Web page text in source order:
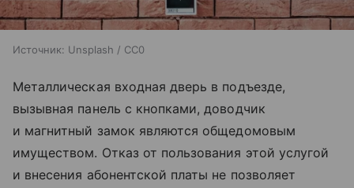
Источник: Unsplash / CC0
Металлическая входная дверь в подъезде,
вызывная панель с кнопками, доводчик
и магнитный замок являются общедомовым
имуществом. Отказ от пользования этой услугой
и внесения абонентской платы не позволяет